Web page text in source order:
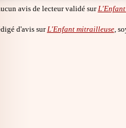
avis de lecteur validé sur
d'avis surL'Enfant mitrailleuse,